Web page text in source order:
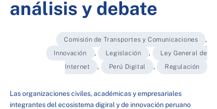
análisis y debate
Comisión de Transportes y Comunicaciones
,
Innovación
, Legislación ,
Ley General de
Internet
, Perú Digital , Regulación
Las organizaciones civiles, académicas y empresariales
integrantes del ecosistema digiral y de innovación peruano